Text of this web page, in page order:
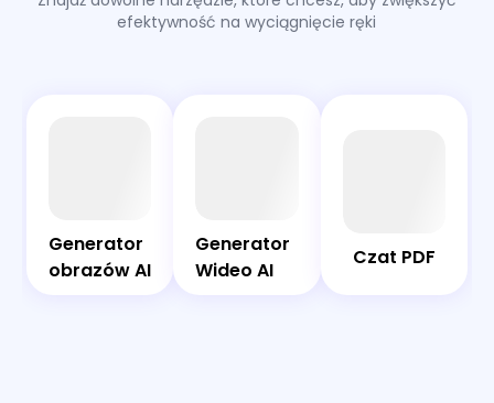
efektywność na wyciągnięcie ręki
Generator
obrazów AI
Generator
Wideo AI
Czat PDF
Generator
obrazów
Generator
Wideo AI